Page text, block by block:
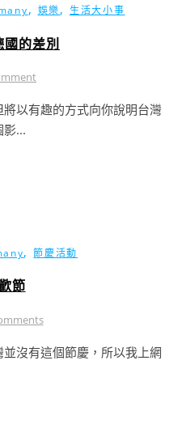
, 娛樂, 生活大小事
的差別
以有趣的方式向你說明台灣
...
,節慶活動
節
沒有這個節慶，所以我上網